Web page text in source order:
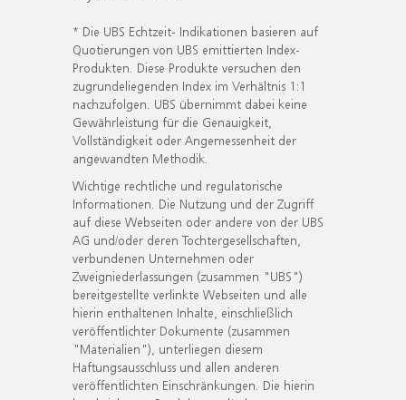
* Die UBS Echtzeit- Indikationen basieren auf
Quotierungen von UBS emittierten Index-
Produkten. Diese Produkte versuchen den
zugrundeliegenden Index im Verhältnis 1:1
nachzufolgen. UBS übernimmt dabei keine
Gewährleistung für die Genauigkeit,
Vollständigkeit oder Angemessenheit der
angewandten Methodik.
Wichtige rechtliche und regulatorische
Informationen. Die Nutzung und der Zugriff
auf diese Webseiten oder andere von der UBS
AG und/oder deren Tochtergesellschaften,
verbundenen Unternehmen oder
Zweigniederlassungen (zusammen "UBS")
bereitgestellte verlinkte Webseiten und alle
hierin enthaltenen Inhalte, einschließlich
veröffentlichter Dokumente (zusammen
"Materialien"), unterliegen diesem
Haftungsausschluss und allen anderen
veröffentlichten Einschränkungen. Die hierin